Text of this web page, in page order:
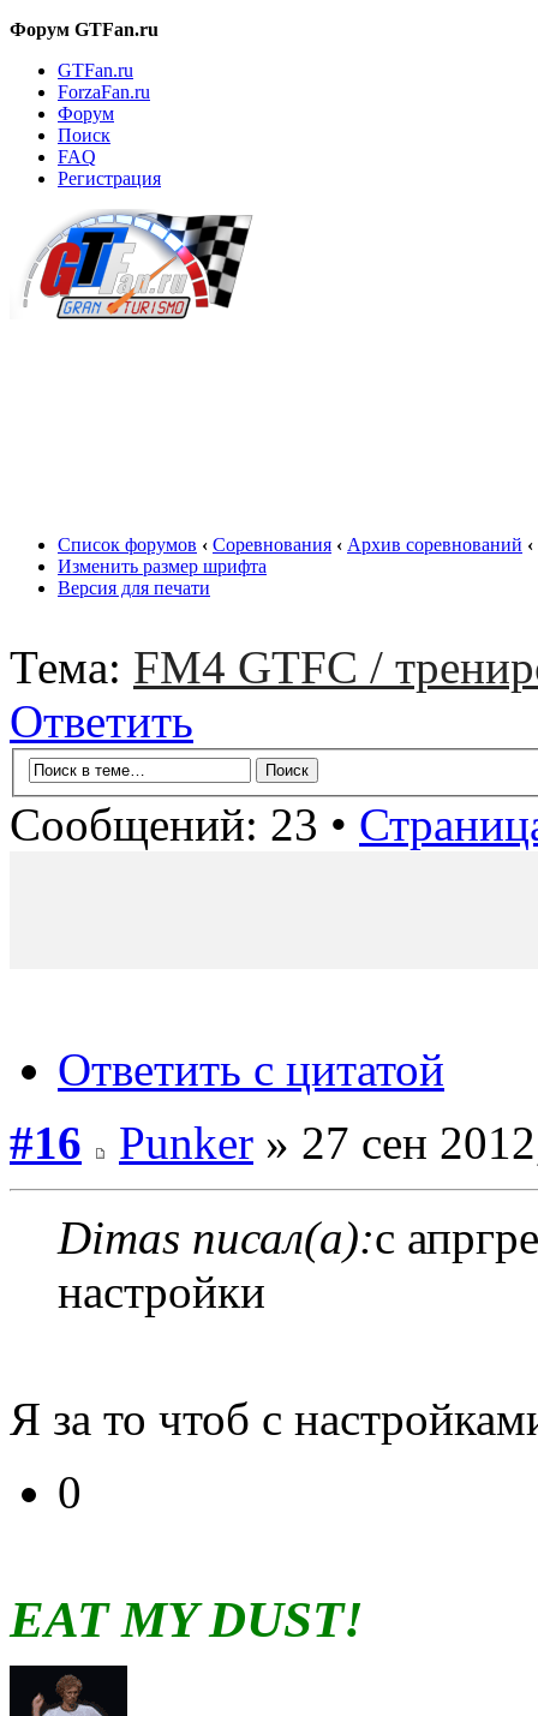
Форум GTFan.ru
GTFan.ru
ForzaFan.ru
Форум
Поиск
FAQ
Регистрация
Список форумов ‹ Соревнования ‹ Архив соревнований ‹
Изменить размер шрифта
Версия для печати
Тема: FM4 GTFC /
Ответить
Сообщений: 23 •
Ответить с цитатой
#16
Punker » 27 сен
Dimas писал(а):c
настройки
Я за то чтоб с
0
EAT MY DUST!